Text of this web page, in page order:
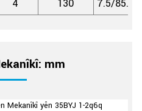
4 130 7.5/85.25
mm